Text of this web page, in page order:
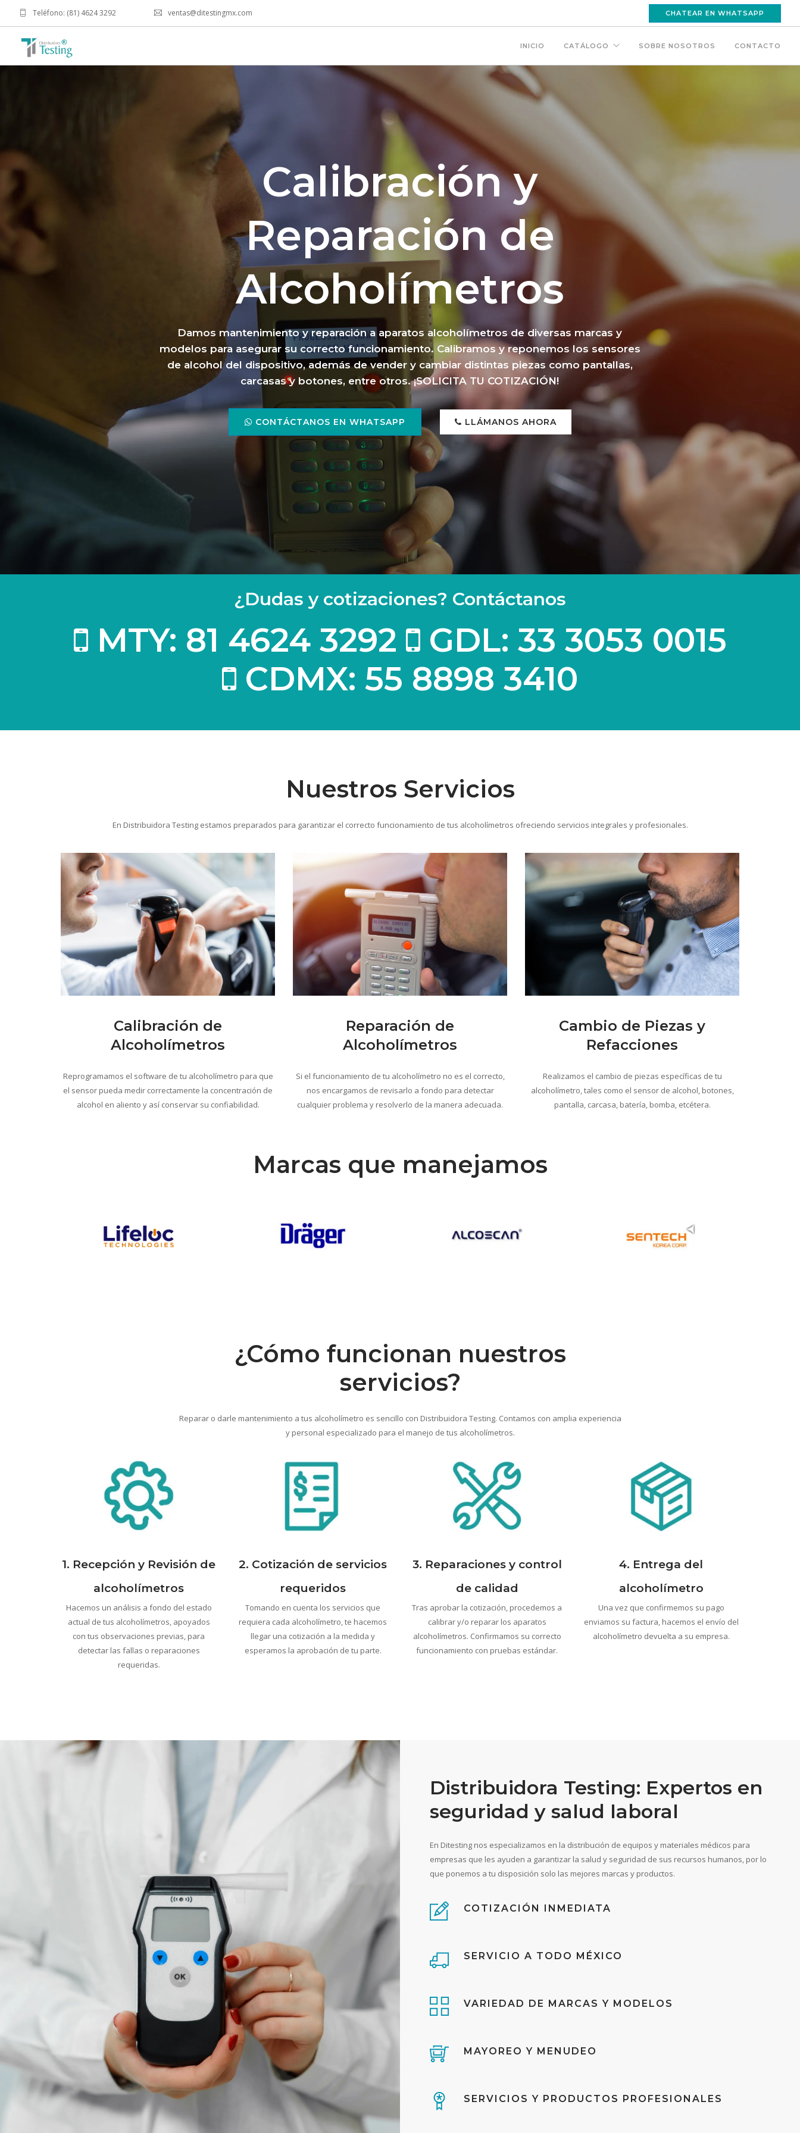
Teléfono: (81) 4624 3292 ventas@ditestingmx.com CHATEAR EN WHATSAPP
INICIO CATÁLOGO SOBRE NOSOTROS CONTACTO
Calibración y
Reparación de
Alcoholímetros
Damos mantenimiento y reparación a aparatos alcoholímetros de diversas marcas y
modelos para asegurar su correcto funcionamiento. Calibramos y reponemos los sensores
de alcohol del dispositivo, además de vender y cambiar distintas piezas como pantallas,
carcasas y botones, entre otros. ¡SOLICITA TU COTIZACIÓN!
CONTÁCTANOS EN WHATSAPP LLÁMANOS AHORA
¿Dudas y cotizaciones? Contáctanos
MTY: 81 4624 3292
GDL: 33 3053 0015
CDMX: 55 8898 3410
Nuestros Servicios
En Distribuidora Testing estamos preparados para garantizar el correcto funcionamiento de tus alcoholímetros ofreciendo servicios integrales y profesionales.
Calibración de
Alcoholímetros
Reprogramamos el software de tu alcoholímetro para que
el sensor pueda medir correctamente la concentración de
alcohol en aliento y así conservar su confiabilidad.
Reparación de
Alcoholímetros
Si el funcionamiento de tu alcoholímetro no es el correcto,
nos encargamos de revisarlo a fondo para detectar
cualquier problema y resolverlo de la manera adecuada.
Cambio de Piezas y
Refacciones
Realizamos el cambio de piezas específicas de tu
alcoholímetro, tales como el sensor de alcohol, botones,
pantalla, carcasa, batería, bomba, etcétera.
Marcas que manejamos
¿Cómo funcionan nuestros
servicios?
Reparar o darle mantenimiento a tus alcoholímetro es sencillo con Distribuidora Testing. Contamos con amplia experiencia
y personal especializado para el manejo de tus alcoholímetros.
1. Recepción y Revisión de
alcoholímetros
Hacemos un análisis a fondo del estado
actual de tus alcoholímetros, apoyados
con tus observaciones previas, para
detectar las fallas o reparaciones
requeridas.
2. Cotización de servicios
requeridos
Tomando en cuenta los servicios que
requiera cada alcoholímetro, te hacemos
llegar una cotización a la medida y
esperamos la aprobación de tu parte.
3. Reparaciones y control
de calidad
Tras aprobar la cotización, procedemos a
calibrar y/o reparar los aparatos
alcoholímetros. Confirmamos su correcto
funcionamiento con pruebas estándar.
4. Entrega del
alcoholímetro
Una vez que confirmemos su pago
enviamos su factura, hacemos el envío del
alcoholímetro devuelta a su empresa.
Distribuidora Testing: Expertos en
seguridad y salud laboral
En Ditesting nos especializamos en la distribución de equipos y materiales médicos para
empresas que les ayuden a garantizar la salud y seguridad de sus recursos humanos, por lo
que ponemos a tu disposición solo las mejores marcas y productos.
COTIZACIÓN INMEDIATA
SERVICIO A TODO MÉXICO
VARIEDAD DE MARCAS Y MODELOS
MAYOREO Y MENUDEO
SERVICIOS Y PRODUCTOS PROFESIONALES